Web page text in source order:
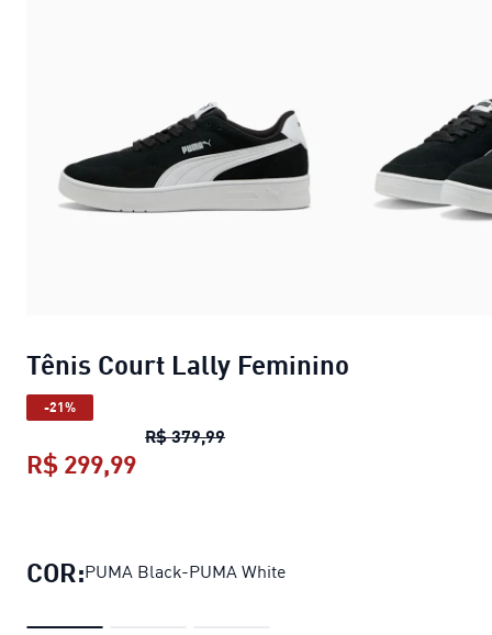
Tênis Court Lally Feminino
-21%
R$ 379,99Tênis Court Lally Feminino
R$ 299,99
COR:PUMA Black-PUMA White